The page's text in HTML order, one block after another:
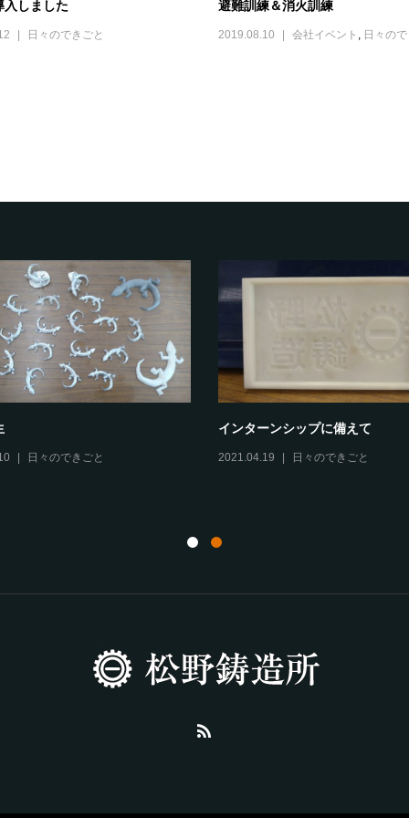
入しました
日々のできごと
避難訓練＆消火訓練
2019.08.10 会社イベント 日々の
2021.06.28
月刊 松野鋳造所
2021.06.25